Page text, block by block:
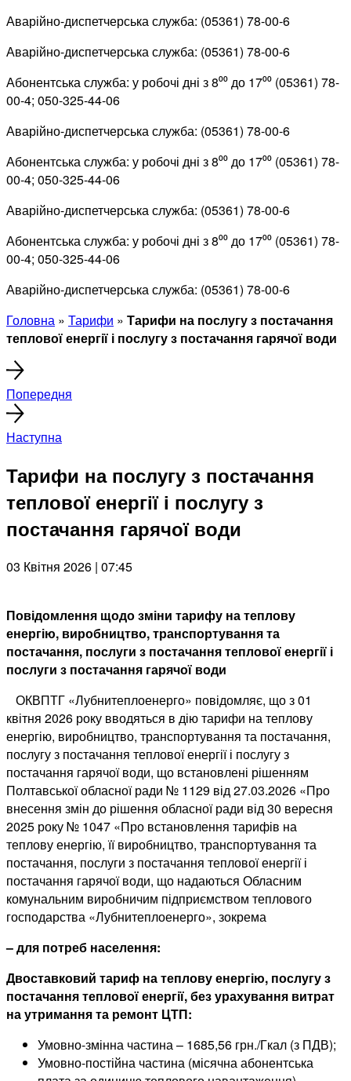
Аварійно-диспетчерська служба: (05361) 78-00-6
Аварійно-диспетчерська служба: (05361) 78-00-6
Абонентська служба: у робочі дні з 8⁰⁰ до 17⁰⁰ (05361) 78-
00-4; 050-325-44-06
Аварійно-диспетчерська служба: (05361) 78-00-6
Абонентська служба: у робочі дні з 8⁰⁰ до 17⁰⁰ (05361) 78-
00-4; 050-325-44-06
Аварійно-диспетчерська служба: (05361) 78-00-6
Абонентська служба: у робочі дні з 8⁰⁰ до 17⁰⁰ (05361) 78-
00-4; 050-325-44-06
Аварійно-диспетчерська служба: (05361) 78-00-6
Головна » Тарифи » Тарифи на послугу з постачання
теплової енергії і послугу з постачання гарячої води
Попередня
Наступна
Тарифи на послугу з постачання
теплової енергії і послугу з
постачання гарячої води
03 Квітня 2026 | 07:45
Повідомлення щодо зміни тарифу на теплову
енергію, виробництво, транспортування та
постачання, послуги з постачання теплової енергії і
послуги з постачання гарячої води
ОКВПТГ «Лубнитеплоенерго» повідомляє, що з 01
квітня 2026 року вводяться в дію тарифи на теплову
енергію, виробництво, транспортування та постачання,
послугу з постачання теплової енергії і послугу з
постачання гарячої води, що встановлені рішенням
Полтавської обласної ради № 1129 від 27.03.2026 «Про
внесення змін до рішення обласної ради від 30 вересня
2025 року № 1047 «Про встановлення тарифів на
теплову енергію, її виробництво, транспортування та
постачання, послуги з постачання теплової енергії і
постачання гарячої води, що надаються Обласним
комунальним виробничим підприємством теплового
господарства «Лубнитеплоенерго», зокрема
– для потреб населення:
Двоставковий тариф на теплову енергію, послугу з
постачання теплової енергії, без урахування витрат
на утримання та ремонт ЦТП:
Умовно-змінна частина – 1685,56 грн./Гкал (з ПДВ);
Умовно-постійна частина (місячна абонентська